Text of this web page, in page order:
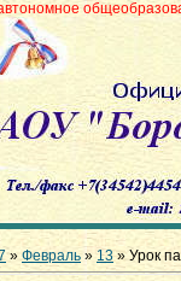
» Февраль » 13» Урок